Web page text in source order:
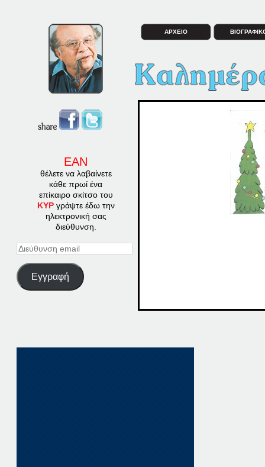
ΕΑΝ
θέλετε να λαβαίνετε
κάθε πρωί ένα
επίκαιρο σκίτσο του
ΚΥΡγράψτε έδω την
ηλεκτρονική σας
διεύθυνση.
Διεύθυνση
Εγγραφή
ΑΡΧΕΙΟ